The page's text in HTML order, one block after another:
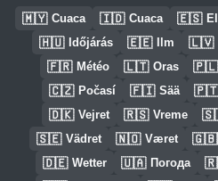
🇲🇾 Cuaca 🇮🇩 Cuaca 🇪🇸
🇭🇺 Időjárás 🇪🇪 Ilm 🇱🇻
🇫🇷 Météo 🇱🇹 Oras 🇵🇱
🇨🇿 Počasí 🇫🇮 Sää 🇵🇹
🇩🇰 Vejret 🇷🇸 Vreme
🇸🇪 Vädret 🇳🇴 Været
🇩🇪 Wetter 🇺🇦 Погода